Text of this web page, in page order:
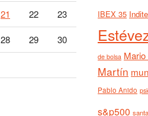
21 22 23
28 29 30
IBEX 35
de bolsa
Martín
Pablo Anido
s&p500